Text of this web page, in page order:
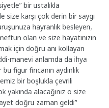
bir ustalıkla
size karşı çok derin bir saygı
hayranlık besleyen,
olan ve size hayatınızın
için doğru anı kollayan
manevi anlamda da ihya
figür fincanın aydınlık
bir boşlukla çevrili
alacağınız o size
doğru zaman geldi”